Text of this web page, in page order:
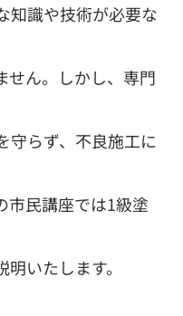
知識や技術が必要な
せん。しかし、専門
守らず、不良施工に
市民講座では1級塗
いたします。